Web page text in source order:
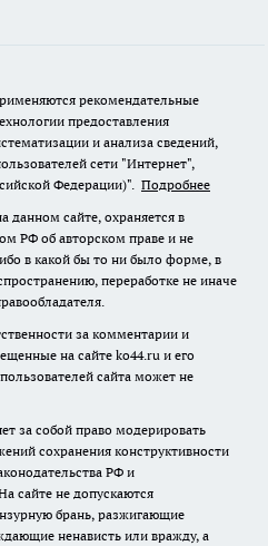
рекомендательные
предоставления
и анализа сведений,
сети "Интернет",
Федерации)". Подробнее
данном сайте, охраняется в
РФ об авторском праве и не
в какой бы то ни было форме, в
переработке не иначе
за комментарии и
на сайте ko44.ru и его
сайта может не
за собой право модерировать
сохранения конструктивности
РФ и
сайте не допускаются
брань, разжигающие
ненависть или вражду, а